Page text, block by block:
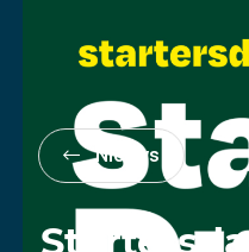
Nieuws